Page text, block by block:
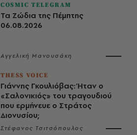
COSMIC TELEGRAM
Τα Ζώδια της Πέμπτης
06.08.2026
Αγγελική Μανουσάκη
THESS VOICE
Γιάννης Γκουλιόβας: Ήταν ο
«Σαλονικιός» του τραγουδιού
που ερμήνευε ο Στράτος
Διονυσίου;
Στέφανος Τσιτσόπουλος